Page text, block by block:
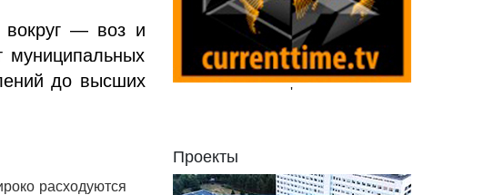
вокруг — воз и
муниципальных
до высших
расходуются
'
Проекты